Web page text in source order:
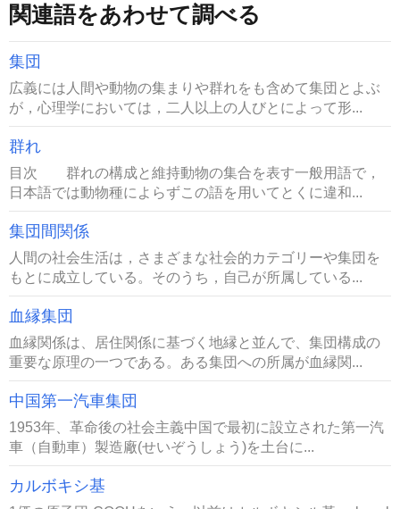
関連語をあわせて調べる
集団
広義には人間や動物の集まりや群れをも含めて集団とよぶ
が，心理学においては，二人以上の人びとによって形...
群れ
目次 群れの構成と維持動物の集合を表す一般用語で，
日本語では動物種によらずこの語を用いてとくに違和...
集団間関係
人間の社会生活は，さまざまな社会的カテゴリーや集団を
もとに成立している。そのうち，自己が所属している...
血縁集団
血縁関係は、居住関係に基づく地縁と並んで、集団構成の
重要な原理の一つである。ある集団への所属が血縁関...
中国第一汽車集団
1953年、革命後の社会主義中国で最初に設立された第一汽
車（自動車）製造廠(せいぞうしょう)を土台に...
カルボキシ基